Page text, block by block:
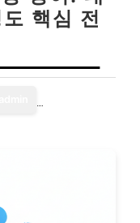
핵심 전